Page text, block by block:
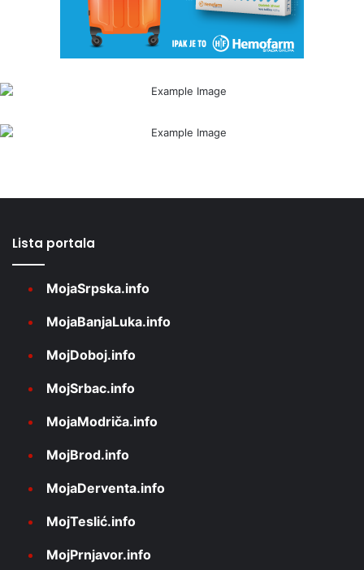
Lista portala
MojaSrpska.info
MojaBanjaLuka.info
MojDoboj.info
MojSrbac.info
MojaModriča.info
MojBrod.info
MojaDerventa.info
MojTeslić.info
MojPrnjavor.info